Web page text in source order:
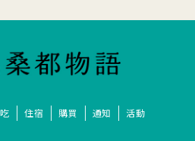
吃 住宿 購買 通知 活動